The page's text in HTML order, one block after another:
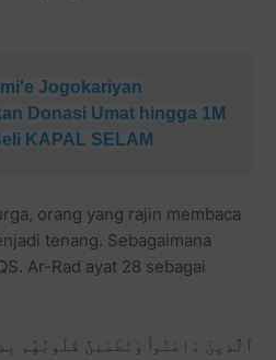
Jogokariyan
Donasi Umat hingga 1M
KAPAL SELAM
orang yang rajin membaca
tenang. Sebagaimana
Ar-Rad ayat 28 sebagai
ٱلَّذِينَ ءَامَنُوا۟ وَتَطْمَئِنُّ قُلُوبُهُم